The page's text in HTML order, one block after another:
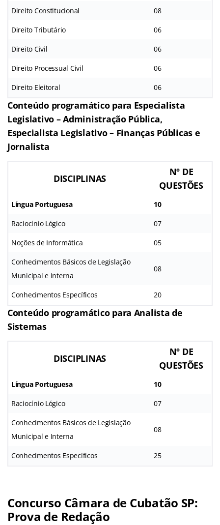
Direito Constitucional 08
Direito Tributário 06
Direito Civil 06
Direito Processual Civil 06
Direito Eleitoral 06
Conteúdo programático para Especialista
Legislativo – Administração Pública,
Especialista Legislativo – Finanças Públicas e
Jornalista
DISCIPLINAS
Nº DE
QUESTÕES
Língua Portuguesa 10
Raciocínio Lógico 07
Noções de Informática 05
Conhecimentos Básicos de Legislação
Municipal e Interna
08
Conhecimentos Específicos 20
Conteúdo programático para Analista de
Sistemas
DISCIPLINAS
Nº DE
QUESTÕES
Língua Portuguesa 10
Raciocínio Lógico 07
Conhecimentos Básicos de Legislação
Municipal e Interna
08
Conhecimentos Específicos 25
Concurso Câmara de Cubatão SP:
Prova de Redação